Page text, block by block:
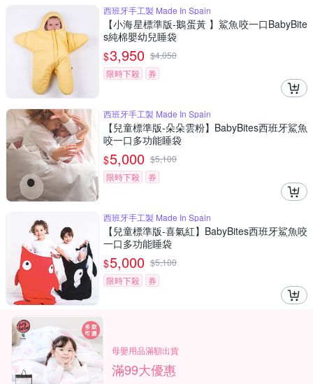
西班牙手工製 Made In Spain
【小海星標準版-鵝蛋黃 】鯊魚咬一口BabyBite
s純棉嬰幼兒睡袋
$3,950 $4,050
限時下殺
券
西班牙手工製 Made In Spain
【兒童標準版-朵朵雲粉】BabyBites西班牙鯊魚
咬一口多功能睡袋
$5,000 $5,100
限時下殺
券
西班牙手工製 Made In Spain
【兒童標準版-喜氣紅】BabyBites西班牙鯊魚咬
一口多功能睡袋
$5,000 $5,100
限時下殺
券
母嬰用品滿額出貨
滿99大優惠